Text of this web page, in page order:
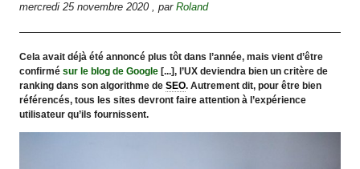
mercredi 25 novembre 2020 ,parRoland
Cela avait déjà été annoncé plus tôt dans l’année, mais vient d’être
confirmésur le blog de Google [...], l’UX deviendra bien un critère de
ranking dans son algorithme deSEO. Autrement dit, pour être bien
référencés, tous les sites devront faire attention à l’expérience
utilisateur qu’ils fournissent.